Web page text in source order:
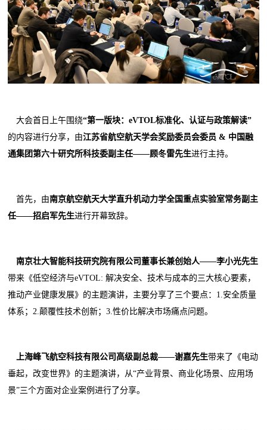
大会首日上午围绕“第一版块：eVTOL标准化、认证与政策解读”
的内容进行分享，由江苏省航空航天学会奖励委员会委员 & 中国融
通集团第六十研究所科技委副主任——顾冬雷先生进行主持。
首先，由南京航空航天大学直升机动力学全国重点实验室常务副主
任——招启军先生进行开幕致辞。
南京壮大智能科技研究院有限公司董事长兼创始人——李小光先生
带来《低空经济与eVTOL: 解决安全、技术与成本的三大核心要素，
推动产业健康发展》的主题演讲，主要分享了三个要点：1.安全质量
体系；2.颠覆性技术创新；3.性价比解决市场痛点问题。
上海峰飞航空科技有限公司高级副总裁——谢嘉先生带来了《电动
垂起，改变世界》的主题演讲，从“产业背景、商业化场景、应用场
景”三个方面对企业案例进行了分享。